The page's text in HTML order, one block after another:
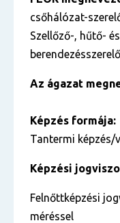
csőhálózat-
Szellőző-, hűtő-
berendezésszerelő
Az ágazat
Képzés formája:
Tantermi
Képzési
Felnőttképzési
méréssel